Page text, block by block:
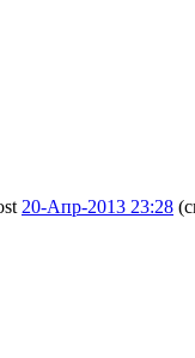
20-Апр-2013 23:28